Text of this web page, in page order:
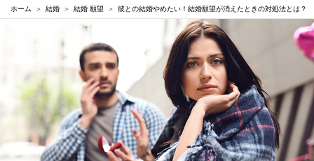
ホーム 結婚 結婚 願望 彼との結婚やめたい！結婚願望が消えたときの対処法とは？